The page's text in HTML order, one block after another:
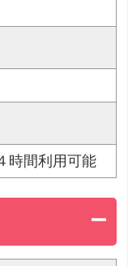
時間利用可能